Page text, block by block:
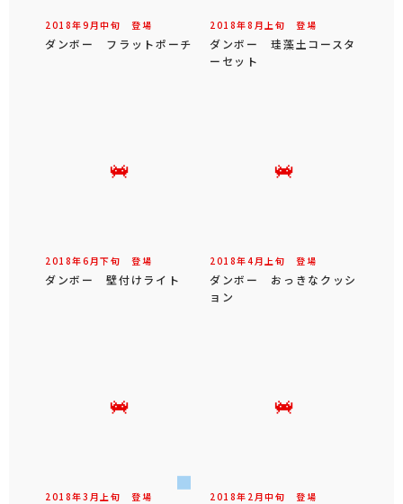
2018年9 月中旬 登場
ダンボー フラットポーチ
2018年8 月 上旬 登場
ダンボー 珪藻土コースタ
ーセット
2018年6 月下旬 登場
ダンボー 壁付けライト
2018年4 月 上旬 登場
ダンボー おっきなクッシ
ョン
2018年3 月 上旬 登場 2018年 2 月中旬 登場